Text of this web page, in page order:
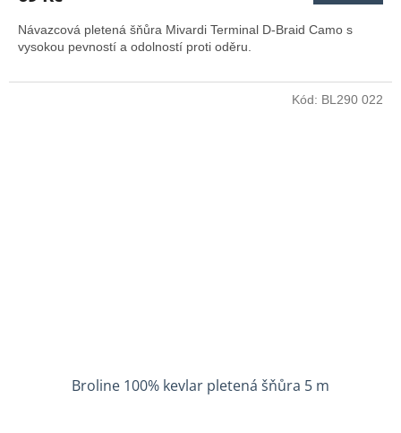
z
5
Návazcová pletená šňůra Mivardi Terminal D-Braid Camo s
vysokou pevností a odolností proti oděru.
Broline 100% kevlar pletená šňůra 5 m
Kód: BL290 022